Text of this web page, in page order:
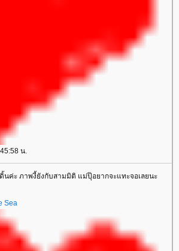
น.
นค่ะ ภาพงี้ยังกับสามมิติ แม่ปุ๊อยากจะแทะจอเลยนะ
Sea